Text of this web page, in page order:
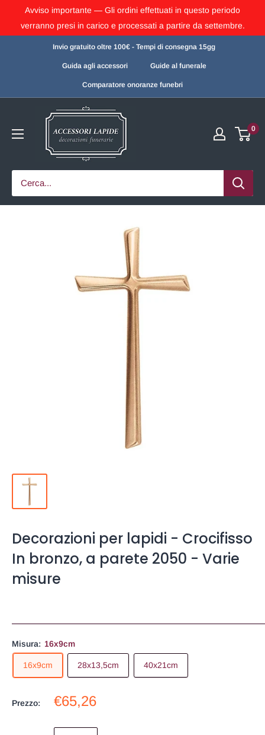
Avviso importante — Gli ordini effettuati in questo periodo
verranno presi in carico e processati a partire da settembre.
Invio gratuito oltre 100€ - Tempi di consegna 15gg
Guida agli accessori Guide al funerale
Comparatore onoranze funebri
0
Decorazioni per lapidi - Crocifisso
In bronzo, a parete 2050 - Varie
misure
Misura: 16x9cm
16x9cm 28x13,5cm 40x21cm
Prezzo: €65,26